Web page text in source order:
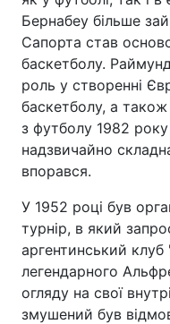
Бернабеу більше
Сапорта став
баскетболу.
роль у створенні
баскетболу, а також
з футболу 1982 року
надзвичайно
впорався.
У 1952 році був
турнір, в який
аргентинський
легендарного
огляду на свої
змушений був